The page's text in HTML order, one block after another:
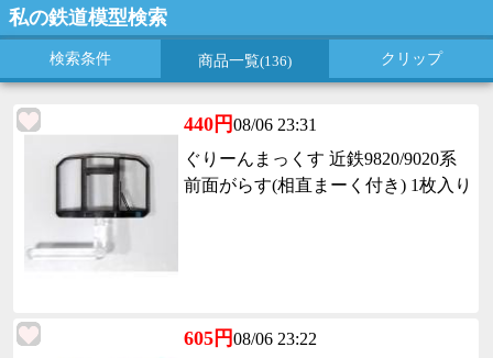
私の鉄道模型検索
検索条件 商品一覧(136) クリップ
440円08/06 23:31
ぐりーんまっくす 近鉄9820/9020系
前面がらす(相直まーく付き) 1枚入り
605円08/06 23:22